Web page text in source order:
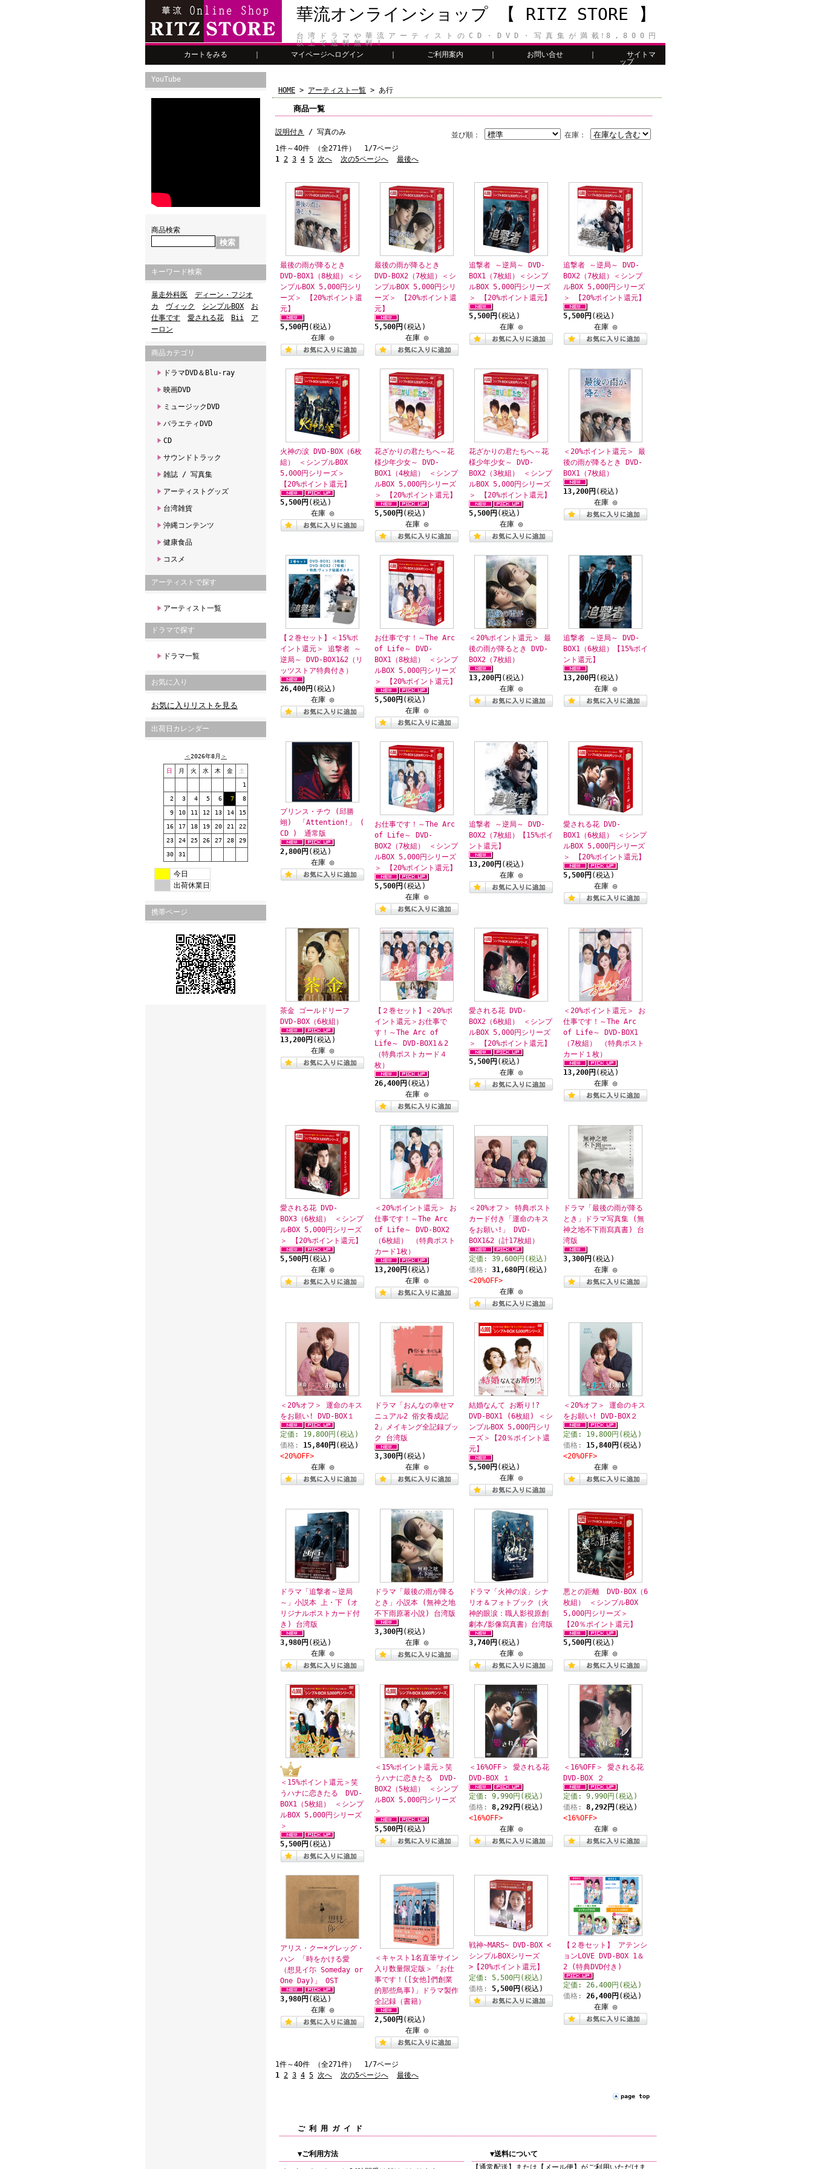
華流オンラインショップ 【 RITZ STORE 】
台 湾 ド ラ マ や 華 流 ア ー テ ィ ス ト の C D ・ D V D ・ 写 真 集 が 満 載！8 , 8 0 0 円
以 上 で 送 料 無 料 !
カートをみる
マイページへログイン ご利用案内 お問い合せ
サイトマ
ップ
YouTube
商品検索
キーワード検索
暴走外科医
ディーン・フジオ
カ
ヴィック シンプルBOX
お
仕事です
愛される花 Bii
ア
ーロン
商品カテゴリ
ドラマDVD＆Blu-ray
映画DVD
ミュージックDVD
バラエティDVD
CD
サウンドトラック
雑誌 / 写真集
アーティストグッズ
台湾雑貨
沖縄コンテンツ
健康食品
コスメ
アーティストで探す
アーティスト一覧
ドラマで探す
ドラマ一覧
お気に入り
お気に入りリストを見る
出荷日カレンダー
＜2026年8月 ＞
日 月 火 水 木 金 土
1
2 3 4 5 6 7 8
9 10 11 12 13 14 15
16 17 18 19 20 21 22
23 24 25 26 27 28 29
30 31
今日
出荷休業日
携帯ページ
HOME > アーティスト一覧 > あ行
商品一覧
在庫：
並び順：
説明付き
/ 写真のみ
1件～40件 （全271件） 1/7ページ
1 2 3 4 5 次へ 次の5ページへ 最後へ
最後の雨が降るとき
DVD-BOX1（8枚組）＜シ
ンプルBOX 5,000円シリ
ーズ＞ 【20%ポイント還
元】
5,500円 (税込)
在庫 ◎
最後の雨が降るとき
DVD-BOX2（7枚組）＜シ
ンプルBOX 5,000円シリ
ーズ＞ 【20%ポイント還
元】
5,500円 (税込)
在庫 ◎
追撃者 ～逆局～ DVD-
BOX1（7枚組）＜シンプ
ルBOX 5,000円シリーズ
＞ 【20%ポイント還元】
5,500円 (税込)
在庫 ◎
追撃者 ～逆局～ DVD-
BOX2（7枚組）＜シンプ
ルBOX 5,000円シリーズ
＞ 【20%ポイント還元】
5,500円 (税込)
在庫 ◎
火神の涙 DVD-BOX（6枚
組） ＜シンプルBOX
5,000円シリーズ＞
【20%ポイント還元】
5,500円 (税込)
在庫 ◎
花ざかりの君たちへ～花
様少年少女～ DVD-
BOX1（4枚組） ＜シンプ
ルBOX 5,000円シリーズ
＞ 【20%ポイント還元】
5,500円 (税込)
在庫 ◎
花ざかりの君たちへ～花
様少年少女～ DVD-
BOX2（3枚組） ＜シンプ
ルBOX 5,000円シリーズ
＞ 【20%ポイント還元】
5,500円 (税込)
在庫 ◎
＜20%ポイント還元＞ 最
後の雨が降るとき DVD-
BOX1（7枚組）
13,200円 (税込)
在庫 ◎
【２巻セット】＜15%ポ
イント還元＞ 追撃者 ～
逆局～ DVD-BOX1&2（リ
ッツストア特典付き）
26,400円 (税込)
在庫 ◎
お仕事です！～The Arc
of Life～ DVD-
BOX1（8枚組） ＜シンプ
ルBOX 5,000円シリーズ
＞ 【20%ポイント還元】
5,500円 (税込)
在庫 ◎
＜20%ポイント還元＞ 最
後の雨が降るとき DVD-
BOX2（7枚組）
13,200円 (税込)
在庫 ◎
追撃者 ～逆局～ DVD-
BOX1（6枚組）【15%ポイ
ント還元】
13,200円 (税込)
在庫 ◎
プリンス・チウ (邱勝
翊) 「Attention!」 (
CD ) 通常版
2,800円 (税込)
在庫 ◎
お仕事です！～The Arc
of Life～ DVD-
BOX2（7枚組） ＜シンプ
ルBOX 5,000円シリーズ
＞ 【20%ポイント還元】
5,500円 (税込)
在庫 ◎
追撃者 ～逆局～ DVD-
BOX2（7枚組）【15%ポイ
ント還元】
13,200円 (税込)
在庫 ◎
愛される花 DVD-
BOX1（6枚組） ＜シンプ
ルBOX 5,000円シリーズ
＞ 【20%ポイント還元】
5,500円 (税込)
在庫 ◎
茶金 ゴールドリーフ
DVD-BOX（6枚組）
13,200円 (税込)
在庫 ◎
【２巻セット】＜20%ポ
イント還元＞お仕事で
す！～The Arc of
Life～ DVD-BOX1＆2
（特典ポストカード４
枚）
26,400円 (税込)
在庫 ◎
愛される花 DVD-
BOX2（6枚組） ＜シンプ
ルBOX 5,000円シリーズ
＞ 【20%ポイント還元】
5,500円 (税込)
在庫 ◎
＜20%ポイント還元＞ お
仕事です！～The Arc
of Life～ DVD-BOX1
（7枚組） （特典ポスト
カード１枚）
13,200円 (税込)
在庫 ◎
愛される花 DVD-
BOX3（6枚組） ＜シンプ
ルBOX 5,000円シリーズ
＞ 【20%ポイント還元】
5,500円 (税込)
在庫 ◎
＜20%ポイント還元＞ お
仕事です！～The Arc
of Life～ DVD-BOX2
（6枚組） （特典ポスト
カード1枚）
13,200円 (税込)
在庫 ◎
＜20%オフ＞ 特典ポスト
カード付き「運命のキス
をお願い!」 DVD-
BOX1&2（計17枚組）
定価: 39,600円(税込)
価格: 31,680円 (税込)
<20%OFF>
在庫 ◎
ドラマ「最後の雨が降る
とき」ドラマ写真集 (無
神之地不下雨寫真書) 台
湾版
3,300円 (税込)
在庫 ◎
＜20%オフ＞ 運命のキス
をお願い! DVD-BOX１
定価: 19,800円(税込)
価格: 15,840円 (税込)
<20%OFF>
在庫 ◎
ドラマ「おんなの幸せマ
ニュアル2 俗女養成記
2」メイキング全記録ブッ
ク 台湾版
3,300円 (税込)
在庫 ◎
結婚なんて お断り!?
DVD-BOX1 (6枚組) ＜シ
ンプルBOX 5,000円シリ
ーズ＞【20％ポイント還
元】
5,500円 (税込)
在庫 ◎
＜20%オフ＞ 運命のキス
をお願い! DVD-BOX２
定価: 19,800円(税込)
価格: 15,840円 (税込)
<20%OFF>
在庫 ◎
ドラマ「追撃者～逆局
～」小説本 上・下 (オ
リジナルポストカード付
き) 台湾版
3,980円 (税込)
在庫 ◎
ドラマ「最後の雨が降る
とき」小説本 (無神之地
不下雨原著小說) 台湾版
3,300円 (税込)
在庫 ◎
ドラマ「火神の涙」シナ
リオ＆フォトブック（火
神的眼涙：職人影視原創
劇本/影像寫真書）台湾版
3,740円 (税込)
在庫 ◎
悪との距離 DVD-BOX（6
枚組） ＜シンプルBOX
5,000円シリーズ＞
【20％ポイント還元】
5,500円 (税込)
在庫 ◎
＜15%ポイント還元＞笑
うハナに恋きたる DVD-
BOX1（5枚組） ＜シンプ
ルBOX 5,000円シリーズ
＞
5,500円 (税込)
＜15%ポイント還元＞笑
うハナに恋きたる DVD-
BOX2（5枚組） ＜シンプ
ルBOX 5,000円シリーズ
＞
5,500円 (税込)
＜16%OFF＞ 愛される花
DVD-BOX １
定価: 9,990円(税込)
価格: 8,292円 (税込)
<16%OFF>
在庫 ◎
＜16%OFF＞ 愛される花
DVD-BOX ２
定価: 9,990円(税込)
価格: 8,292円 (税込)
<16%OFF>
在庫 ◎
アリス・クー×グレッグ・
ハン 「時をかける愛
（想見イ尓 Someday or
One Day)」 OST
3,980円 (税込)
在庫 ◎
＜キャスト1名直筆サイン
入り数量限定版＞「お仕
事です！([女他]們創業
的那些鳥事)」ドラマ製作
全記録（書籍）
2,500円 (税込)
在庫 ◎
戦神~MARS~ DVD-BOX <
シンプルBOXシリーズ
>【20%ポイント還元】
定価: 5,500円(税込)
価格: 5,500円 (税込)
【２巻セット】 アテンシ
ョンLOVE DVD-BOX 1＆
2 (特典DVD付き)
定価: 26,400円(税込)
価格: 26,400円 (税込)
在庫 ◎
1件～40件 （全271件） 1/7ページ
1 2 3 4 5 次へ 次の5ページへ 最後へ
page top
ご 利 用 ガ イ ド
▼ご利用方法
▼送料について
【通常配送】または【メール便】がご利用いただけま